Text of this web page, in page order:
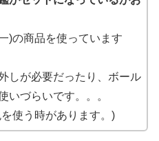
)の商品を使っています
しが必要だったり、ボール
いづらいです。。。
使う時があります。)